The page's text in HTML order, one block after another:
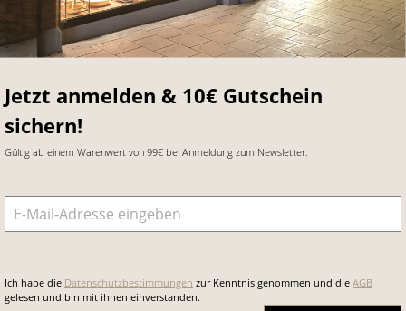
Jetzt anmelden & 10€ Gutschein
sichern!
Gültig ab einem Warenwert von 99€ bei Anmeldung zum Newsletter.
E-Mail-Adresse
Ich habe die Datenschutzbestimmungen zur Kenntnis genommen und die AGB
gelesen und bin mit ihnen einverstanden.